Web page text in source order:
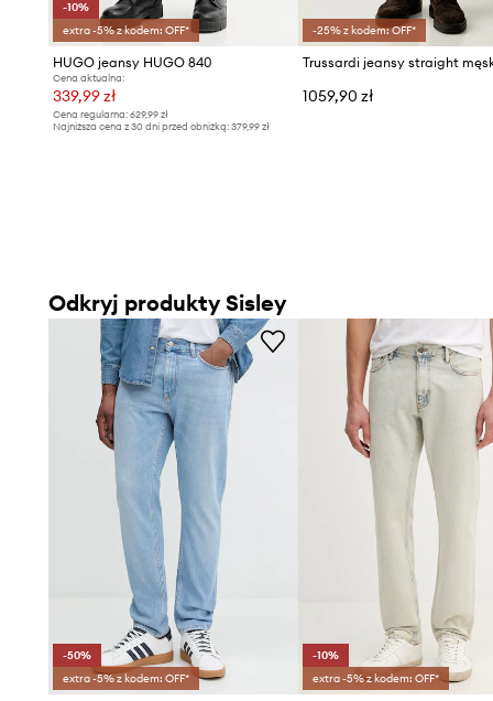
-10%
extra -5% z kodem: OFF*
HUGO jeansy HUGO 840
Cena aktualna:
339,99 zł
Cena regularna: 629,99 zł
Najniższa cena z 30 dni przed obniżką: 379,99 zł
-25% z kodem: OFF*
Trussardi jeansy straight
1059,90 zł
Odkryj produkty Sisley
-50%
extra -5% z kodem: OFF*
-10%
extra -5% z kodem: OFF*